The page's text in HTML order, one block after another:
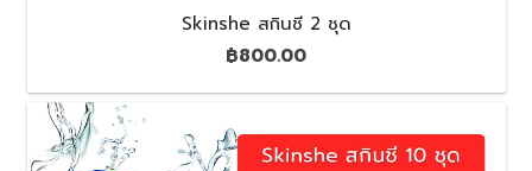
Skinshe สกินชี 2 ชุด
฿800.00